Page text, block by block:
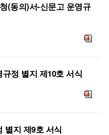
(동의)서-신문고 운영규
정 별지 제10호 서식
별지 제9호 서식